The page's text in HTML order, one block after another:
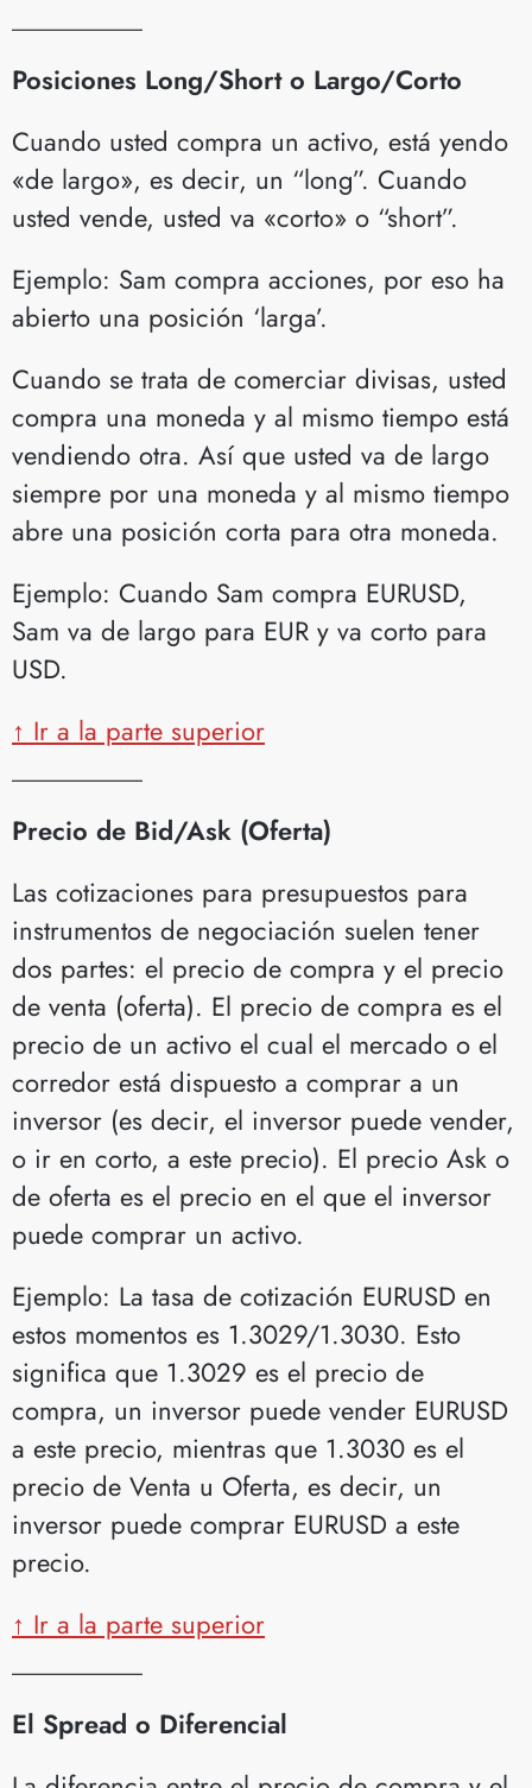
Posiciones Long/Short o Largo/Corto
Cuando usted compra un activo, está yendo
«de largo», es decir, un “long”. Cuando
usted vende, usted va «corto» o “short”.
Ejemplo: Sam compra acciones, por eso ha
abierto una posición ‘larga’.
Cuando se trata de comerciar divisas, usted
compra una moneda y al mismo tiempo está
vendiendo otra. Así que usted va de largo
siempre por una moneda y al mismo tiempo
abre una posición corta para otra moneda.
Ejemplo: Cuando Sam compra EURUSD,
Sam va de largo para EUR y va corto para
USD.
↑ Ir a la parte superior
Precio de Bid/Ask (Oferta)
Las cotizaciones para presupuestos para
instrumentos de negociación suelen tener
dos partes: el precio de compra y el precio
de venta (oferta). El precio de compra es el
precio de un activo el cual el mercado o el
corredor está dispuesto a comprar a un
inversor (es decir, el inversor puede vender,
o ir en corto, a este precio). El precio Ask o
de oferta es el precio en el que el inversor
puede comprar un activo.
Ejemplo: La tasa de cotización EURUSD en
estos momentos es 1.3029/1.3030. Esto
significa que 1.3029 es el precio de
compra, un inversor puede vender EURUSD
a este precio, mientras que 1.3030 es el
precio de Venta u Oferta, es decir, un
inversor puede comprar EURUSD a este
precio.
↑ Ir a la parte superior
El Spread o Diferencial